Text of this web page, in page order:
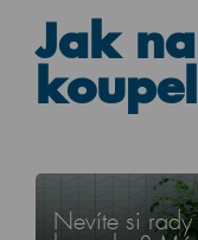
Jak
Nevíte si